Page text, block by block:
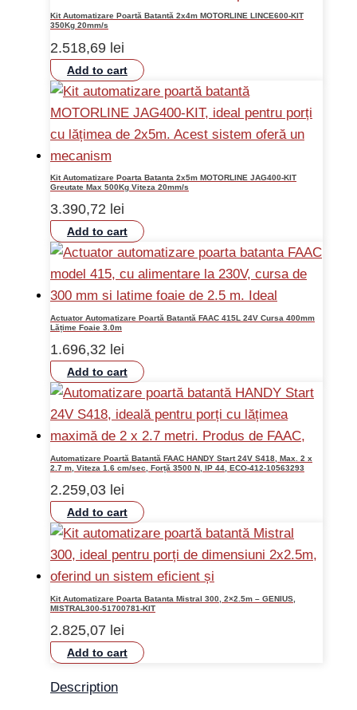
Kit Automatizare Poartă Batantă 2x4m MOTORLINE LINCE600-KIT
350Kg 20mm/s
2.518,69 lei
Add to cart
Kit Automatizare Poarta Batanta 2x5m MOTORLINE JAG400-KIT
Greutate Max 500Kg Viteza 20mm/s
3.390,72 lei
Add to cart
Actuator Automatizare Poartă Batantă FAAC 415L 24V Cursa 400mm
Lățime Foaie 3.0m
1.696,32 lei
Add to cart
Automatizare Poartă Batantă FAAC HANDY Start 24V S418, Max. 2 x
2.7 m, Viteza 1.6 cm/sec, Forță 3500 N, IP 44, ECO-412-10563293
2.259,03 lei
Add to cart
Kit Automatizare Poarta Batanta Mistral 300, 2×2.5m – GENIUS,
MISTRAL300-51700781-KIT
2.825,07 lei
Add to cart
Description